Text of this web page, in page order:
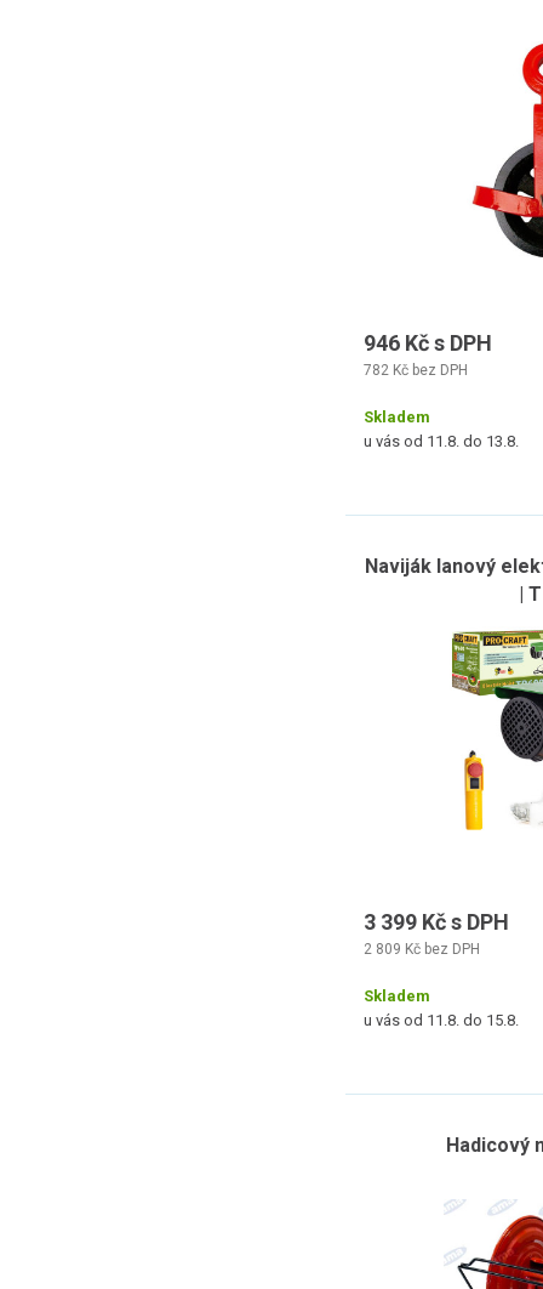
946 Kč s DPH
782 Kč bez DPH
Skladem
u vás od 11.8. do 13.8.
Naviják lanový
|
3 399 Kč s DPH
2 809 Kč bez DPH
Skladem
u vás od 11.8. do 15.8.
Hadicový